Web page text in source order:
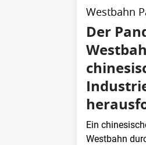
Westbahn
Der
Ein
Westbahn